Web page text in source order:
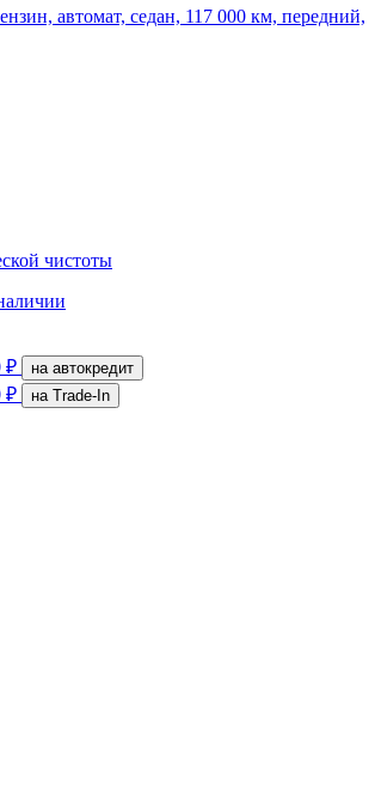
автомат, седан, 117 000 км, передний,
чистоты
₽ на автокредит
₽
на Trade-In